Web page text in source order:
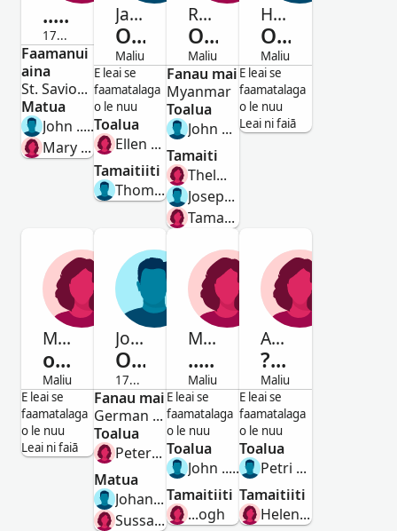
...ogh
1721-Maliu
Tamaitai
Faamanui
aina
St. Saviour, Norwich, Norfolk, England
Matua
John ...ogh
Mary ...ogh
James
Ogh
Maliu
Alii
E leai se
faamatalaga
o le nuu
Toalua
Ellen Ogh Brown
Tamaitiiti
Thomas Ogh
Rachael
Ogh
Maliu
Tamaitai
Fanau mai
Myanmar
Toalua
John Samuel Krishna
Tamaiti
Thelma Vashti Krishna
Joseph Krishna
Tamara H Bryant
Hans George
Ogh
Maliu
Alii
E leai se
faamatalaga
o le nuu
Leai ni faiā
Mrs. Pai kee kan
ogh
Maliu
Tamaitai
E leai se
faamatalaga
o le nuu
Leai ni faiā
Johann Henrich
Ogh
1779-1856
Alii
Fanau mai
German Flatts, Herkimer, New York, United States
Toalua
Peterchen Sobel
Matua
Johann George Och
Sussanna Rappold
Mary
...ogh
Maliu
Tamaitai
E leai se
faamatalaga
o le nuu
Toalua
John ...ogh
Tamaitiiti
...ogh
Agathæ
??Ogh
Maliu
Tamaitai
E leai se
faamatalaga
o le nuu
Toalua
Petri Kuzman
Tamaitiiti
Helena Kuzman